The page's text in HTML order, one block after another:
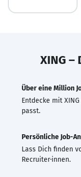
XING –
Über eine Million
Entdecke mit
passt.
Persönliche Job-
Lass Dich finden
Recruiter·innen.